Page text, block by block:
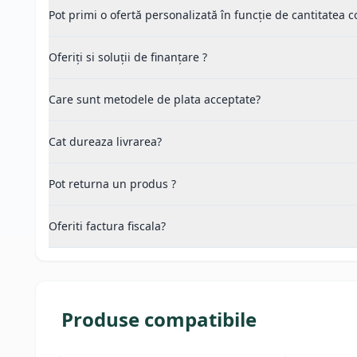
Pot primi o ofertă personalizată în funcție de cantitatea
Oferiți si soluții de finanțare ?
Care sunt metodele de plata acceptate?
Cat dureaza livrarea?
Pot returna un produs ?
Oferiti factura fiscala?
Produse compatibile